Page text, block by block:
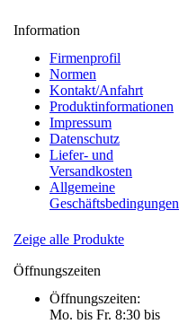
Information
Firmenprofil
Normen
Kontakt/Anfahrt
Produktinformationen
Impressum
Datenschutz
Liefer- und
Versandkosten
Allgemeine
Geschäftsbedingungen
Zeige alle Produkte
Öffnungszeiten
Öffnungszeiten:
Mo. bis Fr. 8:30 bis